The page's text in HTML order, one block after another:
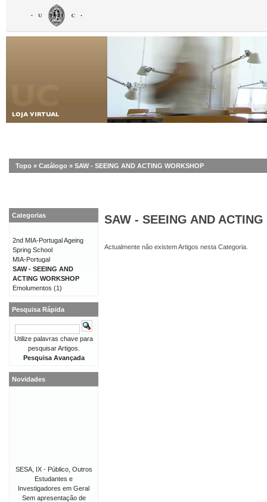
Topo » Catálogo » SAW - SEEING AND ACTING WORKSHOP
SAW - SEEING AND
Actualmente não existem Artigos nesta Categoria.
Categorias
2nd MIA-Portugal Ageing
Spring School
MIA-Portugal
SAW - SEEING AND
ACTING WORKSHOP
Emolumentos (1)
Pesquisa Rápida
Utilize palavras chave para
pesquisar Artigos.
Pesquisa Avançada
Novidades
SESA, IX - Público, Outros
Estudantes e
Investigadores em Geral
Sem apresentação de